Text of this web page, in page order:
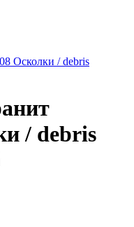
Осколки / debris
/ debris